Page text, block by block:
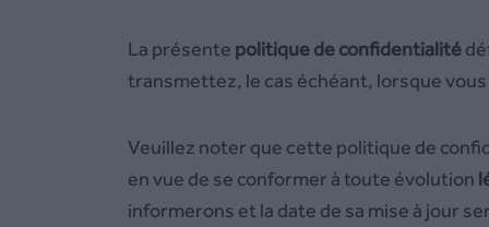
La présente politique de confidentialité
transmettez, le cas échéant, lorsque
Veuillez noter que cette politique de
en vue de se conformer à toute évolution
informerons et la date de sa mise à jour